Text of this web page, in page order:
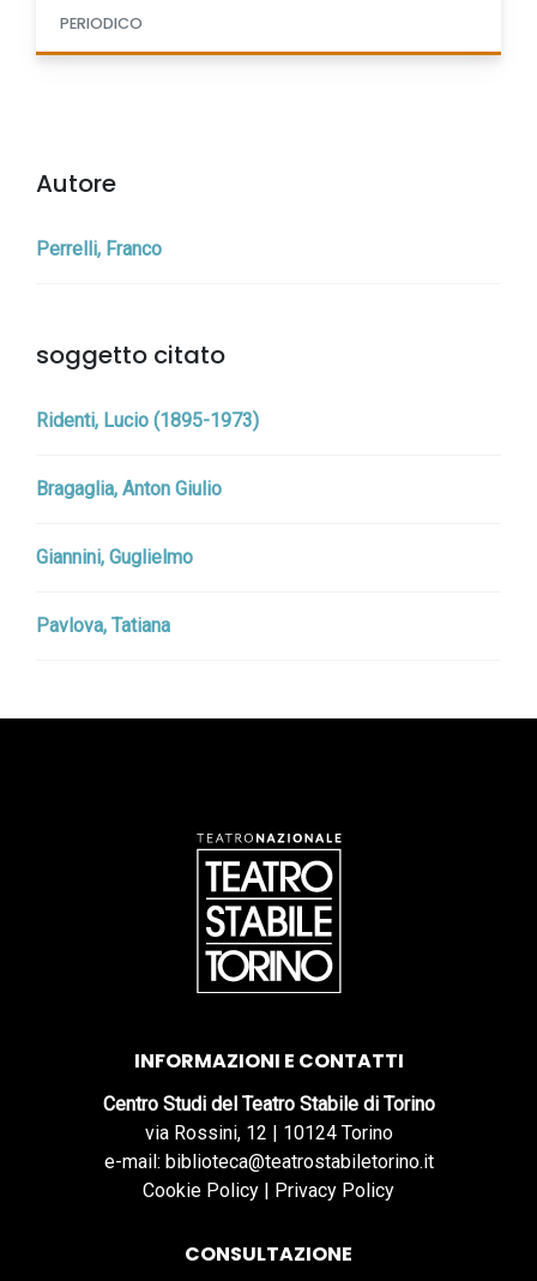
PERIODICO
Autore
Perrelli, Franco
soggetto citato
Ridenti, Lucio (1895-1973)
Bragaglia, Anton Giulio
Giannini, Guglielmo
Pavlova, Tatiana
INFORMAZIONI E CONTATTI
Centro Studi del Teatro Stabile di Torino
via Rossini, 12 | 10124 Torino
e-mail: biblioteca@teatrostabiletorino.it
Cookie Policy | Privacy Policy
CONSULTAZIONE